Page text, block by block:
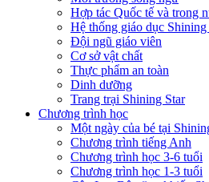
Hợp tác Quốc tế và trong
Hệ thống giáo dục Shining
Đội ngũ giáo viên
Cơ sở vật chất
Thực phẩm an toàn
Dinh dưỡng
Trang trại Shining Star
Chương trình học
Một ngày của bé tại
Chương trình tiếng Anh
Chương trình học 3-6 tuổi
Chương trình học 1-3 tuổi